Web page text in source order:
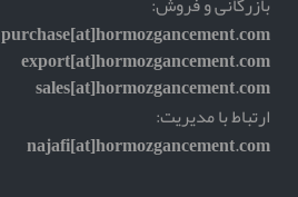
purchase[at]hormozgancement.com
export[at]hormozgancement.com
sales[at]hormozgancement.com
ارتباط با مدیریت:
najafi[at]hormozgancement.com